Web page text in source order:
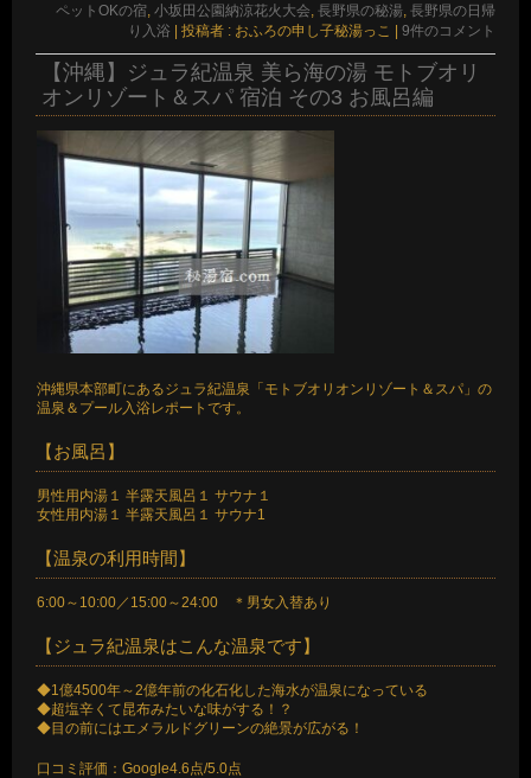
ペットOKの宿 小坂田公園納涼花火大会 長野県の秘湯 長野県の日帰
り入浴 | 投稿者 : おふろの申し子秘湯っこ | 9件のコメント
【沖縄】ジュラ紀温泉 美ら海の湯 モトブオリ
オンリゾート＆スパ 宿泊 その3 お風呂編
沖縄県本部町にあるジュラ紀温泉「モトブオリオンリゾート＆スパ」の
温泉＆プール入浴レポートです。
【お風呂】
男性用内湯１ 半露天風呂１ サウナ１
女性用内湯１ 半露天風呂１ サウナ1
【温泉の利用時間】
6:00～10:00／15:00～24:00 ＊男女入替あり
【ジュラ紀温泉はこんな温泉です】
◆1億4500年～2億年前の化石化した海水が温泉になっている
◆超塩辛くて昆布みたいな味がする！？
◆目の前にはエメラルドグリーンの絶景が広がる！
口コミ評価：Google4.6点/5.0点